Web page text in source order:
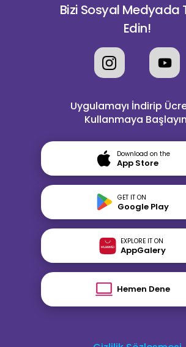
Bizi Sosyal Medyada
Edin!
Uygulamayı İndirip
Kullanmaya
Download on the
App Store
GET IT ON
Google Play
EXPLORE IT ON
AppGalery
Hemen Dene